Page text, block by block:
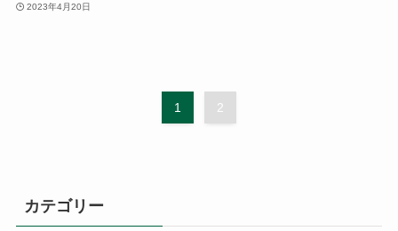
2023年4月20日
1 2
カテゴリー